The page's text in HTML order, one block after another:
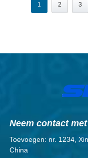
1 2 3
Neem contact
Toevoegen: nr. 1234,
China